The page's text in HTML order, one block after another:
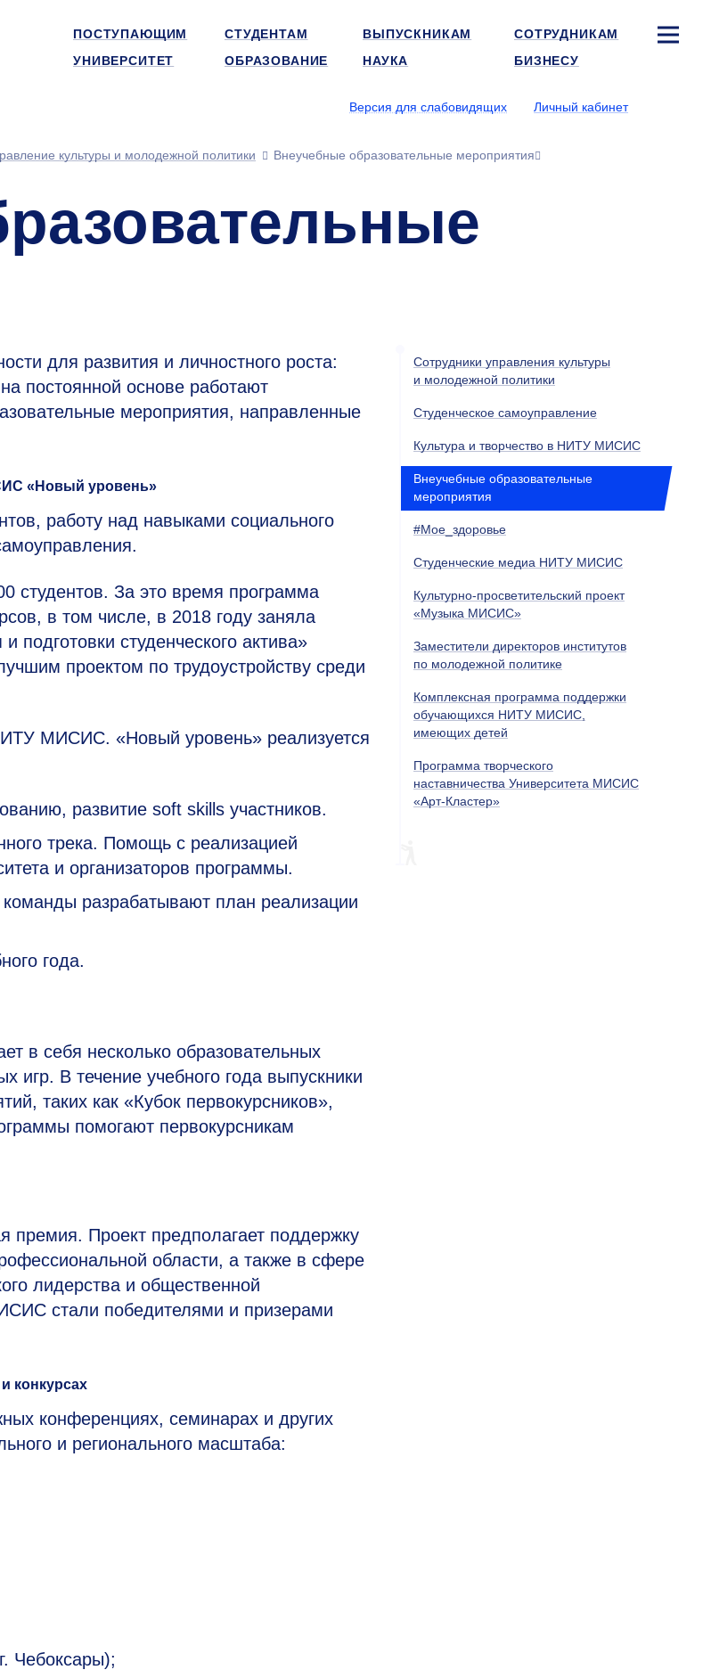
ПОСТУПАЮЩИМ СТУДЕНТАМ ВЫПУСКНИКАМ
СОТРУДНИКАМ
УНИВЕРСИТЕТ
ОБРАЗОВАНИЕ НАУКА БИЗНЕСУ
Версия для слабовидящих Личный кабинет
культуры и молодежной политики Внеучебные образовательные мероприятия
для развития и личностного роста:
постоянной основе работают
мероприятия, направленные
«Новый уровень»
работу над навыками социального
студентов. За это время программа
в том числе, в 2018 году заняла
студенческого актива»
проектом по трудоустройству среди
МИСИС. «Новый уровень» реализуется
развитие soft skills участников.
трека. Помощь с реализацией
и организаторов программы.
разрабатывают план реализации
года.
в себя несколько образовательных
игр. В течение учебного года выпускники
таких как «Кубок первокурсников»,
помогают первокурсникам
премия. Проект предполагает поддержку
области, а также в сфере
лидерства и общественной
стали победителями и призерами
конкурсах
конференциях, семинарах и других
и регионального масштаба:
Чебоксары);
Сотрудники управления культуры
и молодежной политики
Студенческое самоуправление
Культура и творчество в НИТУ МИСИС
Внеучебные образовательные
мероприятия
#Мое_здоровье
Студенческие медиа НИТУ МИСИС
Культурно-просветительский проект
«Музыка МИСИС»
Заместители директоров институтов
по молодежной политике
Комплексная программа поддержки
обучающихся НИТУ МИСИС,
имеющих детей
Программа творческого
наставничества Университета МИСИС
«Арт-Кластер»